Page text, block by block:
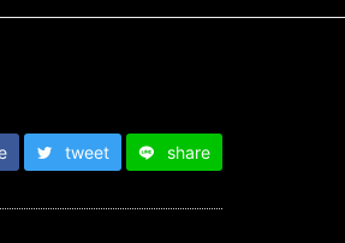
tweet share